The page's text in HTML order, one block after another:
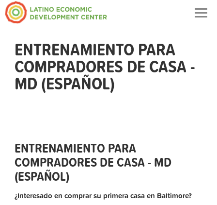
ENTRENAMIENTO PARA
COMPRADORES DE CASA -
MD (ESPAÑOL)
ENTRENAMIENTO PARA
COMPRADORES DE CASA - MD
(ESPAÑOL)
¿Interesado en comprar su primera casa en Baltimore?